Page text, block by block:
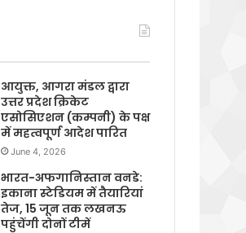
आयुक्त, आगरा मंडल द्वारा
उत्तर प्रदेश क्रिकेट
एसोसिएशन (कम्पनी) के पक्ष
में महत्वपूर्ण आदेश पारित
June 4, 2026
भारत-अफगानिस्तान वनडे:
इकाना स्टेडियम में तैयारियां
तेज, 15 जून तक लखनऊ
पहुंचेंगी दोनों टीमें